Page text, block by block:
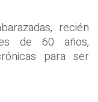
recién
de 60 años,
para ser